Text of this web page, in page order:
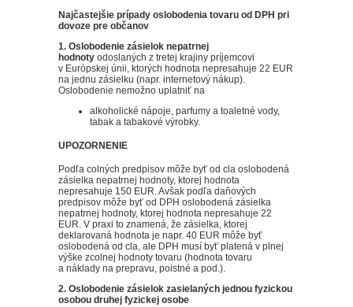
Najčastejšie prípady oslobodenia tovaru od DPH pri
dovoze pre občanov
1. Oslobodenie zásielok nepatrnej
hodnoty odoslaných z tretej krajiny príjemcovi
v Európskej únii, ktorých hodnota nepresahuje 22 EUR
na jednu zásielku (napr. internetový nákup).
Oslobodenie nemožno uplatniť na
alkoholické nápoje, parfumy a toaletné vody,
tabak a tabakové výrobky.
UPOZORNENIE
Podľa colných predpisov môže byť od cla oslobodená
zásielka nepatrnej hodnoty, ktorej hodnota
nepresahuje 150 EUR. Avšak podľa daňových
predpisov môže byť od DPH oslobodená zásielka
nepatrnej hodnoty, ktorej hodnota nepresahuje 22
EUR. V praxi to znamená, že zásielka, ktorej
deklarovaná hodnota je napr. 40 EUR môže byť
oslobodená od cla, ale DPH musí byť platená v plnej
výške zcolnej hodnoty tovaru (hodnota tovaru
a náklady na prepravu, poistné a pod.).
2. Oslobodenie zásielok zasielaných jednou fyzickou
osobou druhej fyzickej osobe